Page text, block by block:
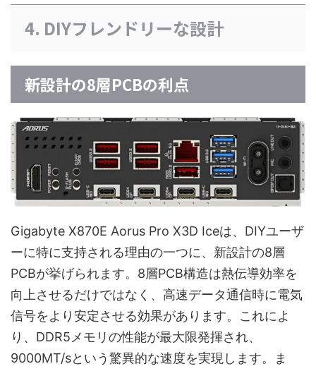
4. DIYフレンドリーな設計
新設計の8層PCBの利点
Gigabyte X870E Aorus Pro X3D Iceは、DIYユーザ
ーに特に支持される理由の一つに、新設計の8層
PCBが挙げられます。8層PCB構造は熱伝導効率を
向上させるだけではなく、高速データ通信時に電気
信号をより安定させる効果があります。これによ
り、DDR5メモリの性能が最大限発揮され、
9000MT/sという驚異的な速度を実現します。ま